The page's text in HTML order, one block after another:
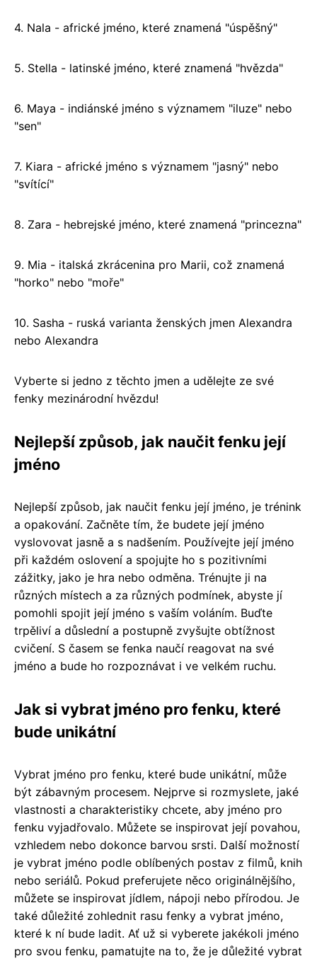
4. Nala - africké jméno, které znamená "úspěšný"
5. Stella - latinské jméno, které znamená "hvězda"
6. Maya - indiánské jméno s významem "iluze" nebo
"sen"
7. Kiara - africké jméno s významem "jasný" nebo
"svítící"
8. Zara - hebrejské jméno, které znamená "princezna"
9. Mia - italská zkrácenina pro Marii, což znamená
"horko" nebo "moře"
10. Sasha - ruská varianta ženských jmen Alexandra
nebo Alexandra
Vyberte si jedno z těchto jmen a udělejte ze své
fenky mezinárodní hvězdu!
Nejlepší způsob, jak naučit fenku její
jméno
Nejlepší způsob, jak naučit fenku její jméno, je trénink
a opakování. Začněte tím, že budete její jméno
vyslovovat jasně a s nadšením. Používejte její jméno
při každém oslovení a spojujte ho s pozitivními
zážitky, jako je hra nebo odměna. Trénujte ji na
různých místech a za různých podmínek, abyste jí
pomohli spojit její jméno s vaším voláním. Buďte
trpěliví a důslední a postupně zvyšujte obtížnost
cvičení. S časem se fenka naučí reagovat na své
jméno a bude ho rozpoznávat i ve velkém ruchu.
Jak si vybrat jméno pro fenku, které
bude unikátní
Vybrat jméno pro fenku, které bude unikátní, může
být zábavným procesem. Nejprve si rozmyslete, jaké
vlastnosti a charakteristiky chcete, aby jméno pro
fenku vyjadřovalo. Můžete se inspirovat její povahou,
vzhledem nebo dokonce barvou srsti. Další možností
je vybrat jméno podle oblíbených postav z filmů, knih
nebo seriálů. Pokud preferujete něco originálnějšího,
můžete se inspirovat jídlem, nápoji nebo přírodou. Je
také důležité zohlednit rasu fenky a vybrat jméno,
které k ní bude ladit. Ať už si vyberete jakékoli jméno
pro svou fenku, pamatujte na to, že je důležité vybrat